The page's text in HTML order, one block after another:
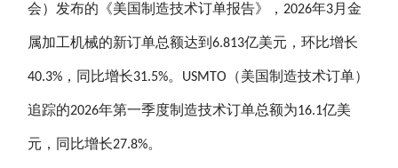
登录
会）发布的《美国制造技术订单报告》， 2026年3月金
属加工机械的新订单总额达到 6.813亿美元，环比增长
40.3%，同比增长31.5%。 USMTO （美国制造技术订单）
追踪的2026年第一季度制造技术订单总额为16.1亿美
元，同比增长27.8%。